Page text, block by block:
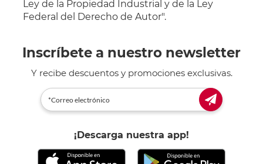
Ley de la Propiedad Industrial y de la Ley
Federal del Derecho de Autor".
Inscríbete a nuestro newsletter
Y recibe descuentos y promociones exclusivas.
¡Descarga nuestra app!